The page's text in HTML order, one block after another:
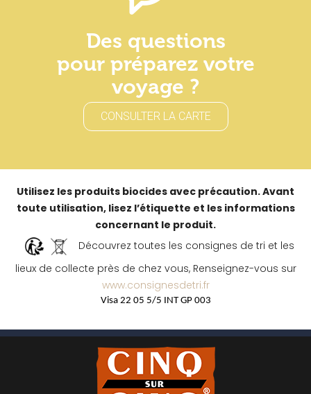
Des questions
pour préparez votre
voyage ?
CONSULTER LA CARTE
Utilisez les produits biocides avec précaution. Avant
toute utilisation, lisez l’étiquette et les informations
concernant le produit.
Découvrez toutes les consignes de tri et les
lieux de collecte près de chez vous, Renseignez-vous sur
www.consignesdetri.fr
Visa 22 05 5/5 INT GP 003